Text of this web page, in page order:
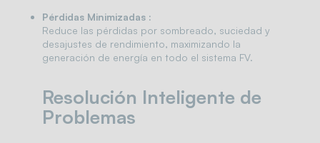
Pérdidas Minimizadas :
Reduce las pérdidas por sombreado, suciedad y
desajustes de rendimiento, maximizando la
generación de energía en todo el sistema FV.
Resolución Inteligente de
Problemas